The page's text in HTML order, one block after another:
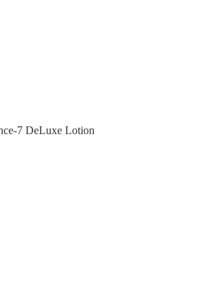
7 DeLuxe Lotion